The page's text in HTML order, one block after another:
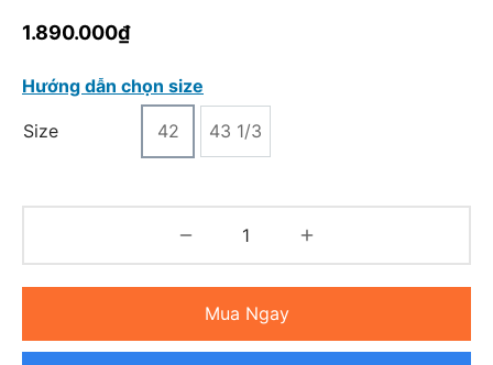
1.890.000₫
Hướng dẫn chọn size
Size 42 43 1/3
Mua Ngay